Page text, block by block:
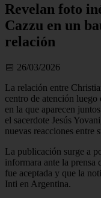
Revelan foto
Cazzu en un
relación
📅 26/03/2026
La relación entre
centro de atención
en la que aparecen
el sacerdote Jesús
nuevas reacciones entre
La publicación surge a
informara ante la prensa
fue aceptada y que la
Inti en Argentina.